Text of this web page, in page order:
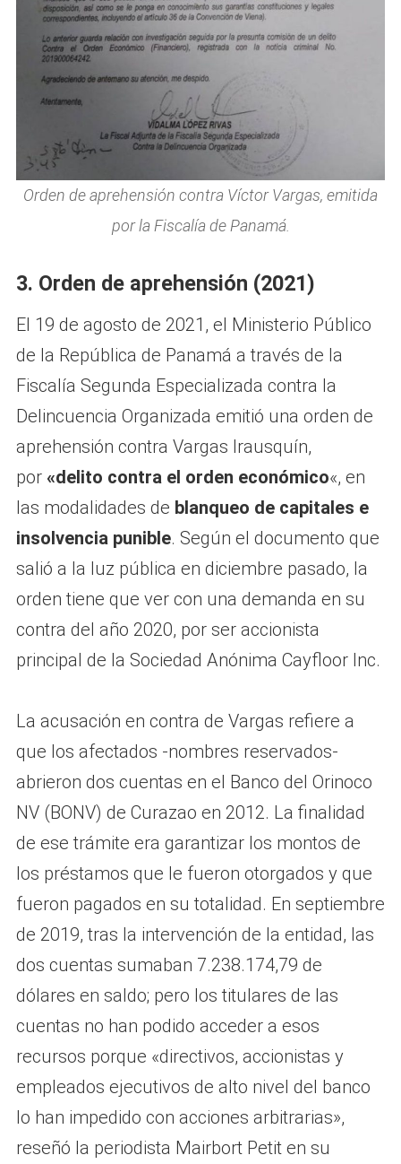
Orden de aprehensión contra Víctor Vargas, emitida
por la Fiscalía de Panamá.
3. Orden de aprehensión (2021)
El 19 de agosto de 2021, el Ministerio Público
de la República de Panamá a través de la
Fiscalía Segunda Especializada contra la
Delincuencia Organizada emitió una orden de
aprehensión contra Vargas Irausquín,
por «delito contra el orden económico«, en
las modalidades de blanqueo de capitales e
insolvencia punible. Según el documento que
salió a la luz pública en diciembre pasado, la
orden tiene que ver con una demanda en su
contra del año 2020, por ser accionista
principal de la Sociedad Anónima Cayfloor Inc.
La acusación en contra de Vargas refiere a
que los afectados -nombres reservados-
abrieron dos cuentas en el Banco del Orinoco
NV (BONV) de Curazao en 2012. La finalidad
de ese trámite era garantizar los montos de
los préstamos que le fueron otorgados y que
fueron pagados en su totalidad. En septiembre
de 2019, tras la intervención de la entidad, las
dos cuentas sumaban 7.238.174,79 de
dólares en saldo; pero los titulares de las
cuentas no han podido acceder a esos
recursos porque «directivos, accionistas y
empleados ejecutivos de alto nivel del banco
lo han impedido con acciones arbitrarias»,
reseñó la periodista Mairbort Petit en su